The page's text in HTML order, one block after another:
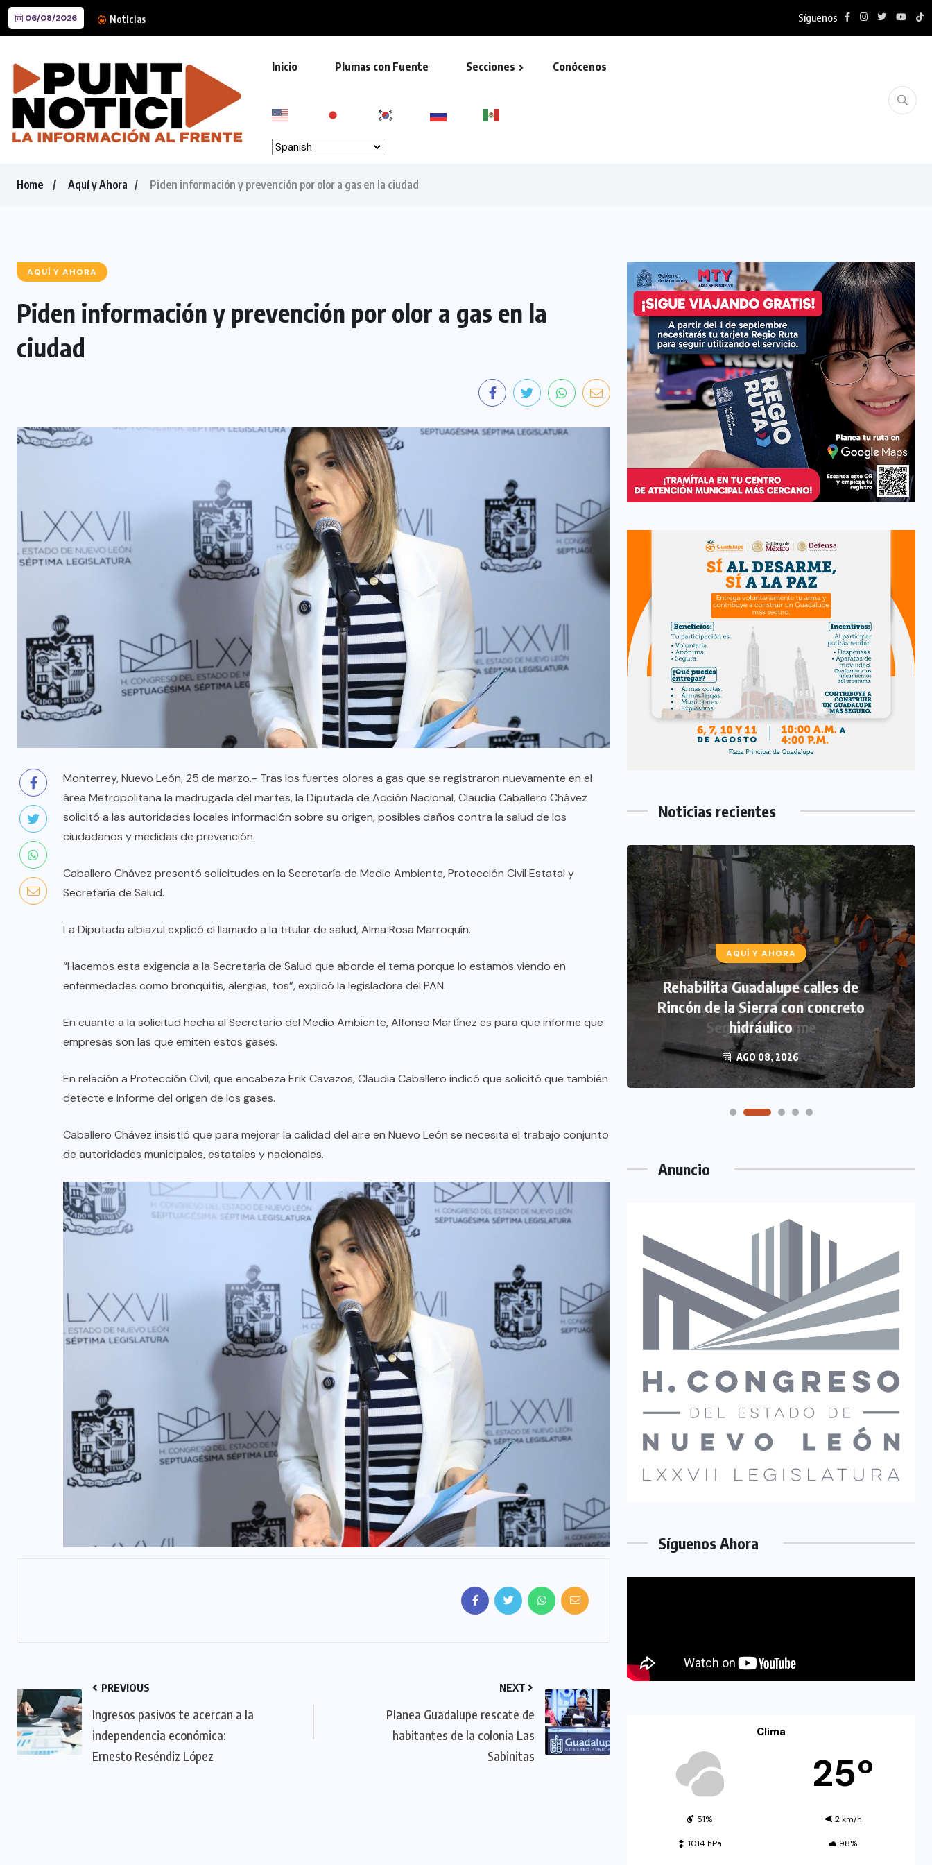
06/08/2026 Noticias Síguenos
Inicio Plumas con Fuente Secciones Conócenos
Home Aquí y Ahora Piden información y prevención por olor a gas en la ciudad
AQUÍ Y AHORA
Piden información y prevención por olor a gas en la
ciudad
Monterrey, Nuevo León, 25 de marzo.- Tras los fuertes olores a gas que se registraron nuevamente en el
área Metropolitana la madrugada del martes, la Diputada de Acción Nacional, Claudia Caballero Chávez
solicitó a las autoridades locales información sobre su origen, posibles daños contra la salud de los
ciudadanos y medidas de prevención.
Caballero Chávez presentó solicitudes en la Secretaría de Medio Ambiente, Protección Civil Estatal y
Secretaría de Salud.
La Diputada albiazul explicó el llamado a la titular de salud, Alma Rosa Marroquín.
“Hacemos esta exigencia a la Secretaría de Salud que aborde el tema porque lo estamos viendo en
enfermedades como bronquitis, alergias, tos”, explicó la legisladora del PAN.
En cuanto a la solicitud hecha al Secretario del Medio Ambiente, Alfonso Martínez es para que informe que
empresas son las que emiten estos gases.
En relación a Protección Civil, que encabeza Erik Cavazos, Claudia Caballero indicó que solicitó que también
detecte e informe del origen de los gases.
Caballero Chávez insistió que para mejorar la calidad del aire en Nuevo León se necesita el trabajo conjunto
de autoridades municipales, estatales y nacionales.
PREVIOUS
Ingresos pasivos te acercan a la
independencia económica:
Ernesto Reséndiz López
NEXT
Planea Guadalupe rescate de
habitantes de la colonia Las
Sabinitas
Noticias recientes
AQUÍ Y AHORA
Cumbres Santa Clara
Destaca Reyna Reyes agenda
Segundo Informe
AQUÍ Y AHORA
Rehabilita Guadalupe calles de
Rincón de la Sierra con concreto
hidráulico
AGO 08, 2026
Anuncio
Síguenos Ahora
Clima
25º
51% 2 km/h
1014 hPa 98%